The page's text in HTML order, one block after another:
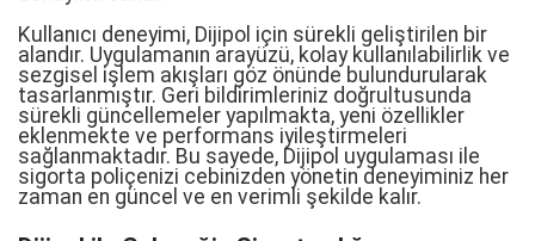
Kullanıcı deneyimi, Dijipol için sürekli geliştirilen bir
alandır. Uygulamanın arayüzü, kolay kullanılabilirlik ve
sezgisel işlem akışları göz önünde bulundurularak
tasarlanmıştır. Geri bildirimleriniz doğrultusunda
sürekli güncellemeler yapılmakta, yeni özellikler
eklenmekte ve performans iyileştirmeleri
sağlanmaktadır. Bu sayede, Dijipol uygulaması ile
sigorta poliçenizi cebinizden yönetin deneyiminiz her
zaman en güncel ve en verimli şekilde kalır.